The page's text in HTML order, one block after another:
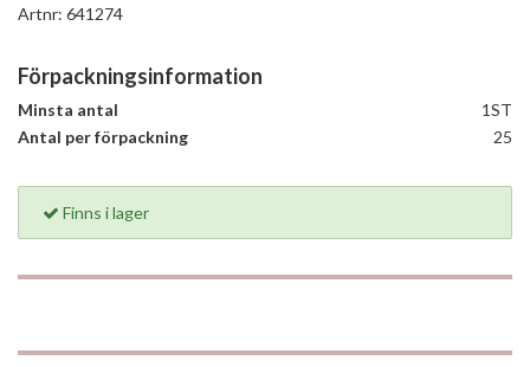
Artnr: 641274
Förpackningsinformation
Minsta antal
1ST
Antal per förpackning
25
Finns i lager